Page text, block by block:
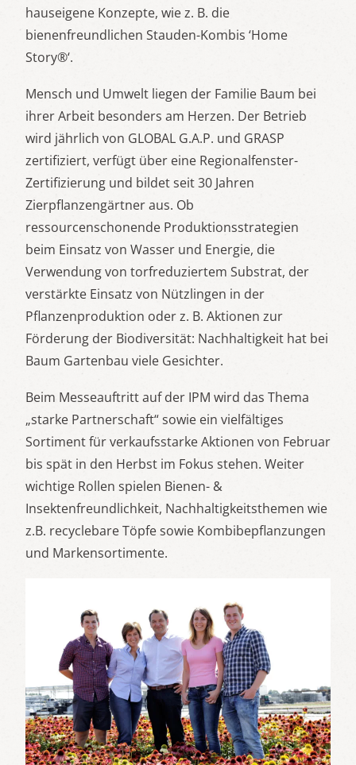
hauseigene Konzepte, wie z. B. die
bienenfreundlichen Stauden-Kombis ‘Home
Story®‘.
Mensch und Umwelt liegen der Familie Baum bei
ihrer Arbeit besonders am Herzen. Der Betrieb
wird jährlich von GLOBAL G.A.P. und GRASP
zertifiziert, verfügt über eine Regionalfenster-
Zertifizierung und bildet seit 30 Jahren
Zierpflanzengärtner aus. Ob
ressourcenschonende Produktionsstrategien
beim Einsatz von Wasser und Energie, die
Verwendung von torfreduziertem Substrat, der
verstärkte Einsatz von Nützlingen in der
Pflanzenproduktion oder z. B. Aktionen zur
Förderung der Biodiversität: Nachhaltigkeit hat bei
Baum Gartenbau viele Gesichter.
Beim Messeauftritt auf der IPM wird das Thema
„starke Partnerschaft“ sowie ein vielfältiges
Sortiment für verkaufsstarke Aktionen von Februar
bis spät in den Herbst im Fokus stehen. Weiter
wichtige Rollen spielen Bienen- &
Insektenfreundlichkeit, Nachhaltigkeitsthemen wie
z.B. recyclebare Töpfe sowie Kombibepflanzungen
und Markensortimente.